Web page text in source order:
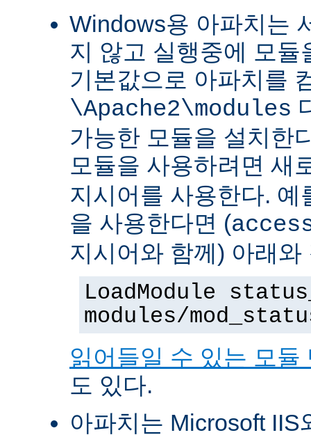
Windows용 아파치는
지 않고 실행중에 모듈
기본값으로 아파치를
\Apache2\modules
가능한 모듈을 설치한
모듈을 사용하려면 새
지시어를 사용한다. 예
을 사용한다면 (
지시어와 함께) 아래와
LoadModule
modules/
읽어들일 수 있는 모듈
도 있다.
아파치는 Microsoft